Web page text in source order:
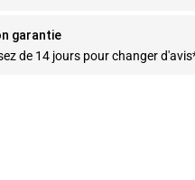
garantie
de 14 jours pour changer